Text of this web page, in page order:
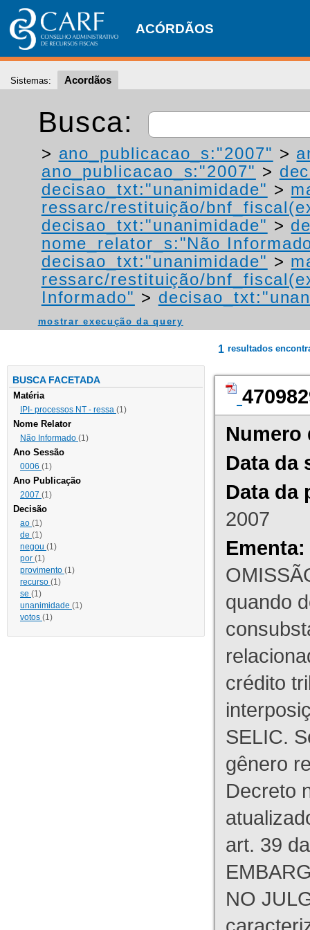
ACÓRDÃOS
Sistemas: Acordãos
Busca:
> ano_publicacao_s:"2007" >
ano_publicacao_s:"2007" >
decisao_txt:"unanimidade" >
ressarc/restituição/
decisao_txt:"unanimidade" >
nome_relator_s:"Não
decisao_txt:"unanimidade" >
ressarc/restituição/
Informado" >
mostrar execução da query
BUSCA FACETADA
Matéria
IPI- processos NT - ressa (1)
Nome Relator
Não Informado (1)
Ano Sessão
0006 (1)
Ano Publicação
2007 (1)
Decisão
ao (1)
de (1)
negou (1)
por (1)
provimento (1)
recurso (1)
se (1)
unanimidade (1)
votos (1)
1 resultados
Numero
Data da
Data da
2007
Ementa:
quando
crédito
SELIC.
gênero
Decreto
art. 39
NO